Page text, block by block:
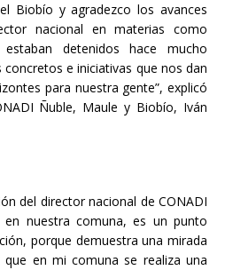
Biobío y agradezco los avances
nacional en materias como
detenidos hace mucho
e iniciativas que nos dan
para nuestra gente”, explicó
Ñuble, Maule y Biobío, Iván
del director nacional de CONADI
en nuestra comuna, es un punto
porque demuestra una mirada
que en mi comuna se realiza una